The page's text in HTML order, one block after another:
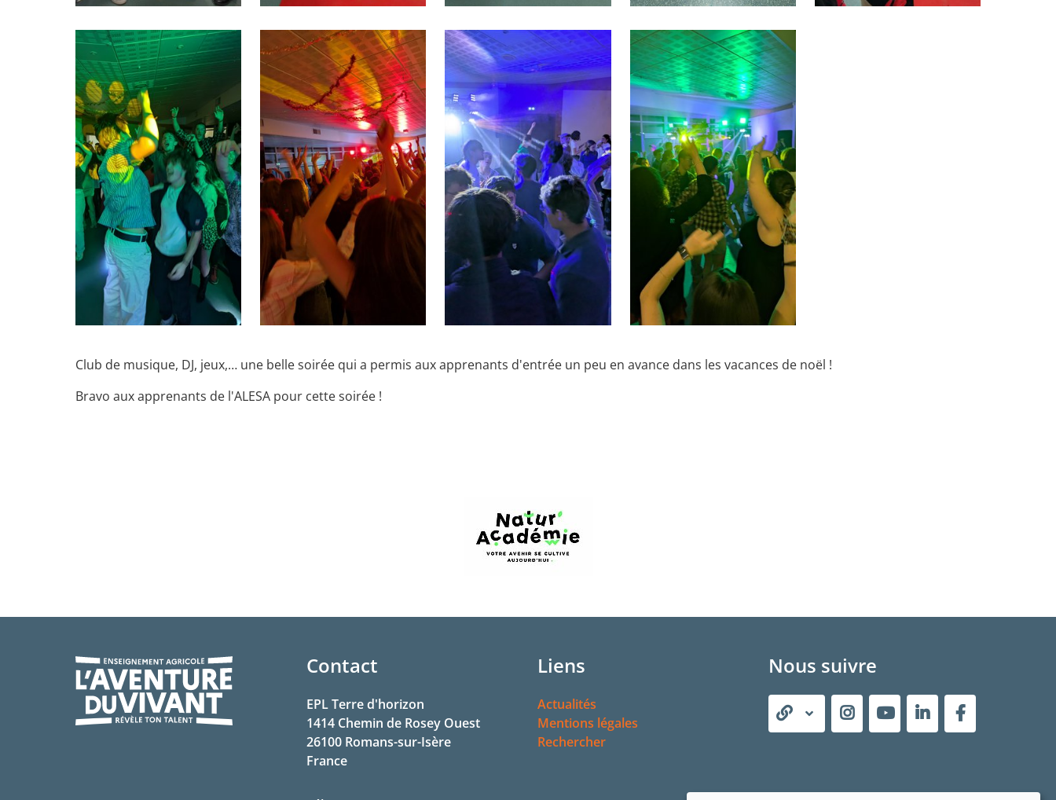
Club de musique, DJ, jeux,… une belle soirée qui a permis aux apprenants d'entrée un peu en avance dans les vacances de noël !
Bravo aux apprenants de l'ALESA pour cette soirée !
Contact
EPL Terre d'horizon
1414 Chemin de Rosey Ouest
26100 Romans-sur-Isère
France
Liens
Actualités
Mentions légales
Rechercher
Nous suivre